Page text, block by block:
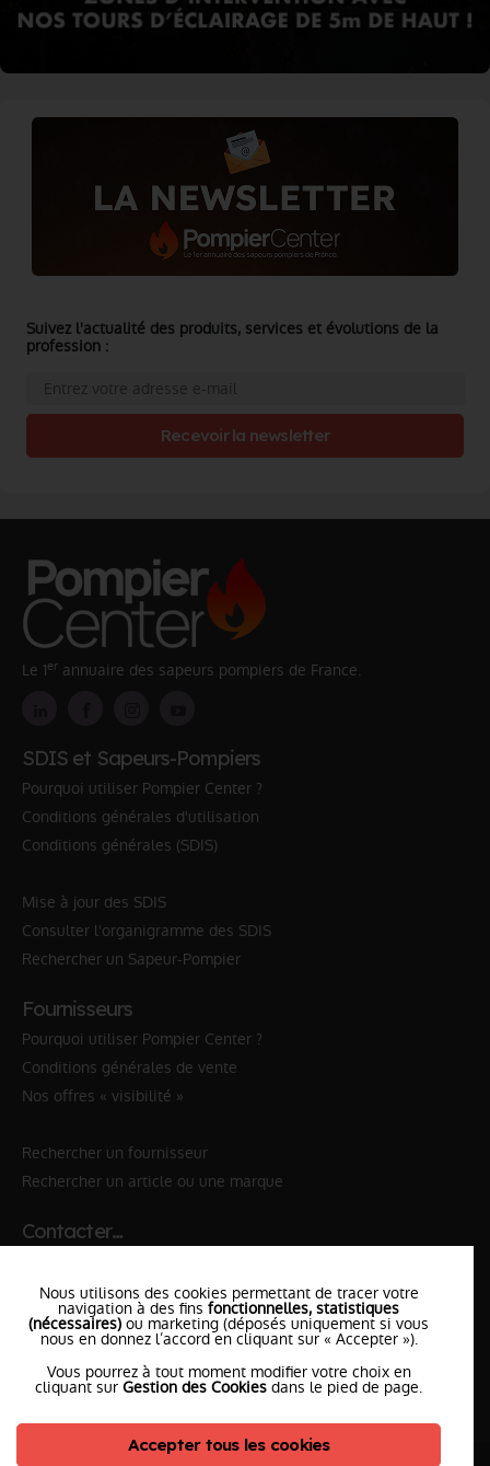
Suivez l'actualité des produits, services et évolutions de la
profession :
Recevoir la newsletter
Le 1er annuaire des sapeurs pompiers de France.
SDIS et Sapeurs-Pompiers
Pourquoi utiliser Pompier Center ?
Conditions générales d'utilisation
Conditions générales (SDIS)
Mise à jour des SDIS
Consulter l'organigramme des SDIS
Rechercher un Sapeur-Pompier
Fournisseurs
Pourquoi utiliser Pompier Center ?
Conditions générales de vente
Nos offres « visibilité »
Rechercher un fournisseur
Rechercher un article ou une marque
Contacter…
✆ 18№National Sapeurs-Pompiers
le SDISle plus proche
l'équipePompierCenter
Nous utilisons des cookies permettant de tracer votre
navigation à des fins fonctionnelles, statistiques
(nécessaires) ou marketing (déposés uniquement si vous
nous en donnez l’accord en cliquant sur « Accepter »).
Vous pourrez à tout moment modifier votre choix en
cliquant sur Gestion des Cookies dans le pied de page.
Accepter tous les cookies